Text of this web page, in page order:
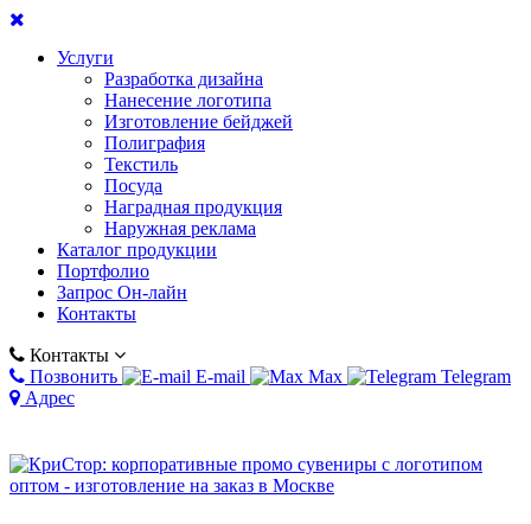
Услуги
Разработка дизайна
Нанесение логотипа
Изготовление бейджей
Полиграфия
Текстиль
Посуда
Наградная продукция
Наружная реклама
Каталог продукции
Портфолио
Запрос Он-лайн
Контакты
Контакты
Позвонить
E-mail Max
Telegram
Адрес